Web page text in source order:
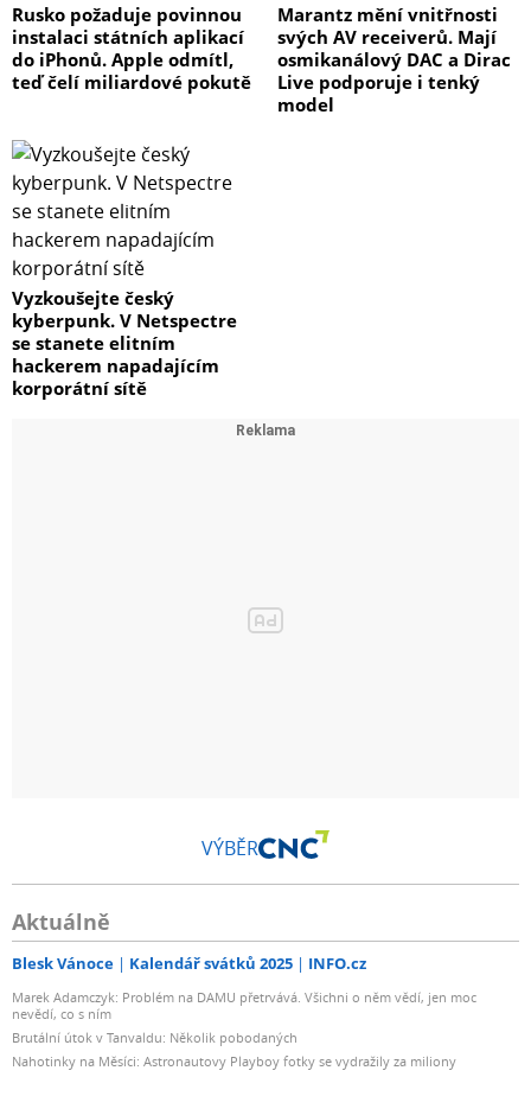
Rusko požaduje povinnou
instalaci státních aplikací
do iPhonů. Apple odmítl,
teď čelí miliardové pokutě
Marantz mění vnitřnosti
svých AV receiverů. Mají
osmikanálový DAC a Dirac
Live podporuje i tenký
model
Vyzkoušejte český
kyberpunk. V Netspectre
se stanete elitním
hackerem napadajícím
korporátní sítě
VÝBĚR
Aktuálně
Blesk Vánoce Kalendář svátků 2025 INFO.cz
Marek Adamczyk: Problém na DAMU přetrvává. Všichni o něm vědí, jen moc
nevědí, co s ním
Brutální útok v Tanvaldu: Několik pobodaných
Nahotinky na Měsíci: Astronautovy Playboy fotky se vydražily za miliony